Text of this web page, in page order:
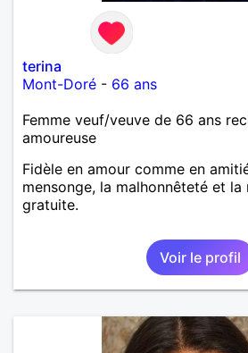
terina
Mont-Doré - 66 ans
Femme veuf/veuve de 66 ans
amoureuse
Fidèle en amour comme en
mensonge, la malhonnêteté et la
gratuite.
Voir le profil